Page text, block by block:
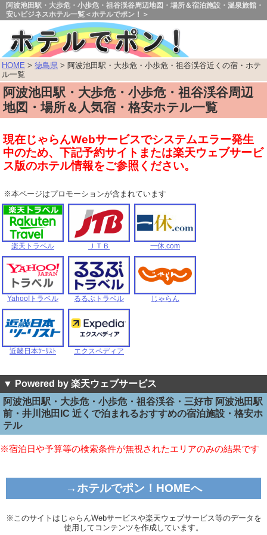
阿波池田駅・大歩危・小歩危・祖谷渓谷周辺地図・場所＆宿泊施設・温泉旅館・
安いビジネスホテル一覧＜ホテルでポン！＞
HOME > 徳島県 > 阿波池田駅・大歩危・小歩危・祖谷渓谷近くの宿・ホテ
ル一覧
阿波池田駅・大歩危・小歩危・祖谷渓谷周辺
地図・場所＆人気宿・格安ホテル一覧
現在じゃらんWebサービスでシステムエラー発生
中のため、下記予約サイトまたは楽天ウェブサービ
ス版のホテル情報をご参照ください。
※本ページはプロモーションが含まれています
楽天トラベル ＪＴＢ 一休.com
Yahoo!トラベル るるぶトラベル じゃらん
近畿日本ﾂｰﾘｽﾄ エクスペディア
▼ Powered by 楽天ウェブサービス
阿波池田駅・大歩危・小歩危・祖谷渓谷・三好市 阿波池田駅
前・井川池田IC 近くで泊まれるおすすめの宿泊施設・格安ホ
テル
※宿泊日や予算等の検索条件が無視されたエリアのみの結果です
→ホテルでポン！HOMEへ
※このサイトはじゃらんWebサービスや楽天ウェブサービス等のデータを
使用してコンテンツを作成しています。